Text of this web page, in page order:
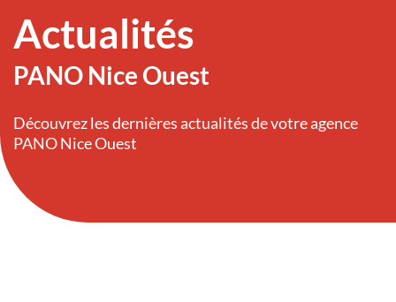
Actualités
PANO Nice Ouest
Découvrez les dernières actualités de votre agence
PANO Nice Ouest